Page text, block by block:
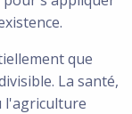
que
La santé,
l'agriculture